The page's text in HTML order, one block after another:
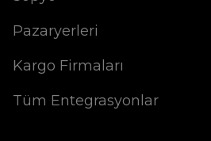
Pazaryerleri
Kargo Firmaları
Tüm Entegrasyonlar